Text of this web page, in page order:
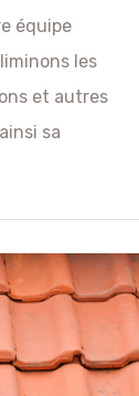
équipe
les
et autres
sa